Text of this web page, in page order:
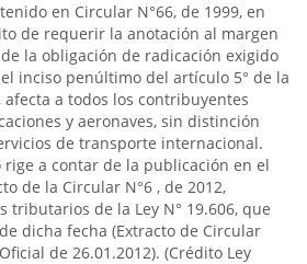
en Circular N°66, de 1999, en
de requerir la anotación al margen
la obligación de radicación exigido
inciso penúltimo del artículo 5° de la
afecta a todos los contribuyentes
y aeronaves, sin distinción
de transporte internacional.
a contar de la publicación en el
de la Circular N°6 , de 2012,
tributarios de la Ley N° 19.606, que
dicha fecha (Extracto de Circular
de 26.01.2012). (Crédito Ley